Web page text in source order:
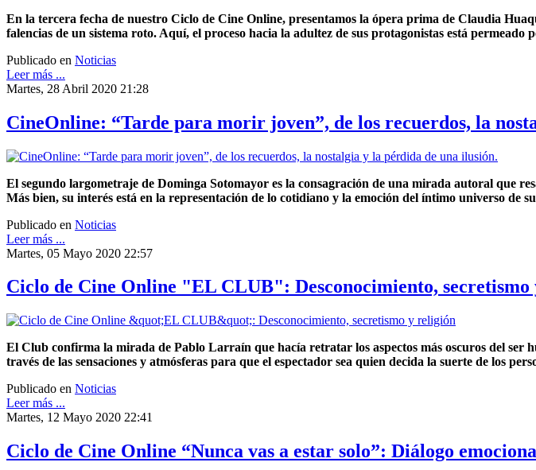
En la tercera fecha de nuestro Ciclo de Cine Online, presentamos la ópera prima de Claudia
falencias de un sistema roto. Aquí, el proceso hacia la adultez de sus protagonistas está
Publicado en Noticias
Leer más ...
Martes, 28 Abril 2020 21:28
CineOnline: “Tarde para morir joven”, de los recuerdos, la
El segundo largometraje de Dominga Sotomayor es la consagración de una mirada autoral que
Más bien, su interés está en la representación de lo cotidiano y la emoción del íntimo universo de
Publicado en Noticias
Leer más ...
Martes, 05 Mayo 2020 22:57
Ciclo de Cine Online "EL CLUB": Desconocimiento,
El Club confirma la mirada de Pablo Larraín que hacía retratar los aspectos más oscuros del ser
través de las sensaciones y atmósferas para que el espectador sea quien decida la suerte de los
Publicado en Noticias
Leer más ...
Martes, 12 Mayo 2020 22:41
Ciclo de Cine Online “Nunca vas a estar solo”: Diálogo